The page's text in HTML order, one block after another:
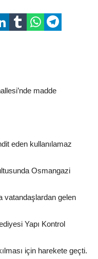
madde
eden kullanılamaz
Osmangazi
vatandaşlardan gelen
Yapı Kontrol
için harekete geçti.